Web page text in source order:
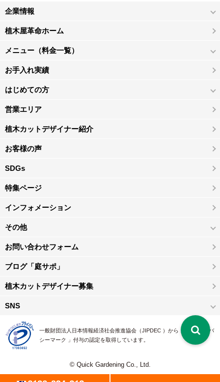
企業情報
植木屋革命ホーム
メニュー（料金一覧）
お手入れ実績
はじめての方
営業エリア
植木カットデザイナー紹介
お客様の声
SDGs
特集ページ
インフォメーション
その他
お問い合わせフォーム
ブログ「庭サポ」
植木カットデザイナー募集
SNS
一般財団法人日本情報経済社会推進協会（JIPDEC ）から 、「 プライバ
シーマーク 」付与の認定を取得しています。
© Quick Gardening Co., Ltd.